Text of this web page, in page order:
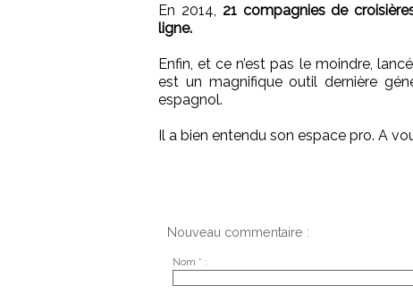
En 2014, 21 compagnies de
ligne.
Enfin, et ce n’est pas le moindre,
est un magnifique outil dernière
espagnol.
Il a bien entendu son espace pro. A
Nouveau commentaire :
Nom * :